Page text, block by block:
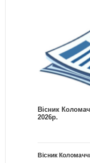
Вісник
2026р.
Вісник